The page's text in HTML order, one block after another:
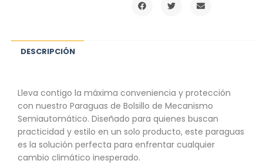
DESCRIPCIÓN
Lleva contigo la máxima conveniencia y protección
con nuestro Paraguas de Bolsillo de Mecanismo
Semiautomático. Diseñado para quienes buscan
practicidad y estilo en un solo producto, este paraguas
es la solución perfecta para enfrentar cualquier
cambio climático inesperado.